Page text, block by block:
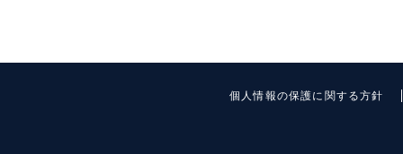
個人情報の保護に関する方針